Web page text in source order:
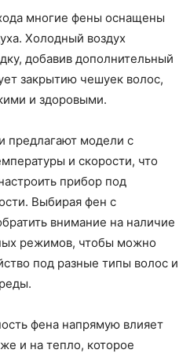
многие фены оснащены
Холодный воздух
добавив дополнительный
закрытию чешуек волос,
и здоровыми.
предлагают модели с
и скорости, что
прибор под
Выбирая фен с
внимание на наличие
режимов, чтобы можно
под разные типы волос и
фена напрямую влияет
и на тепло, которое